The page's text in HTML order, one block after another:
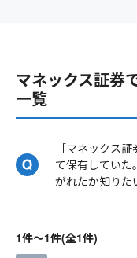
マネックス証券
一覧
［マネックス
て保有してい
がれたか知りた
1件～1件(全1件)